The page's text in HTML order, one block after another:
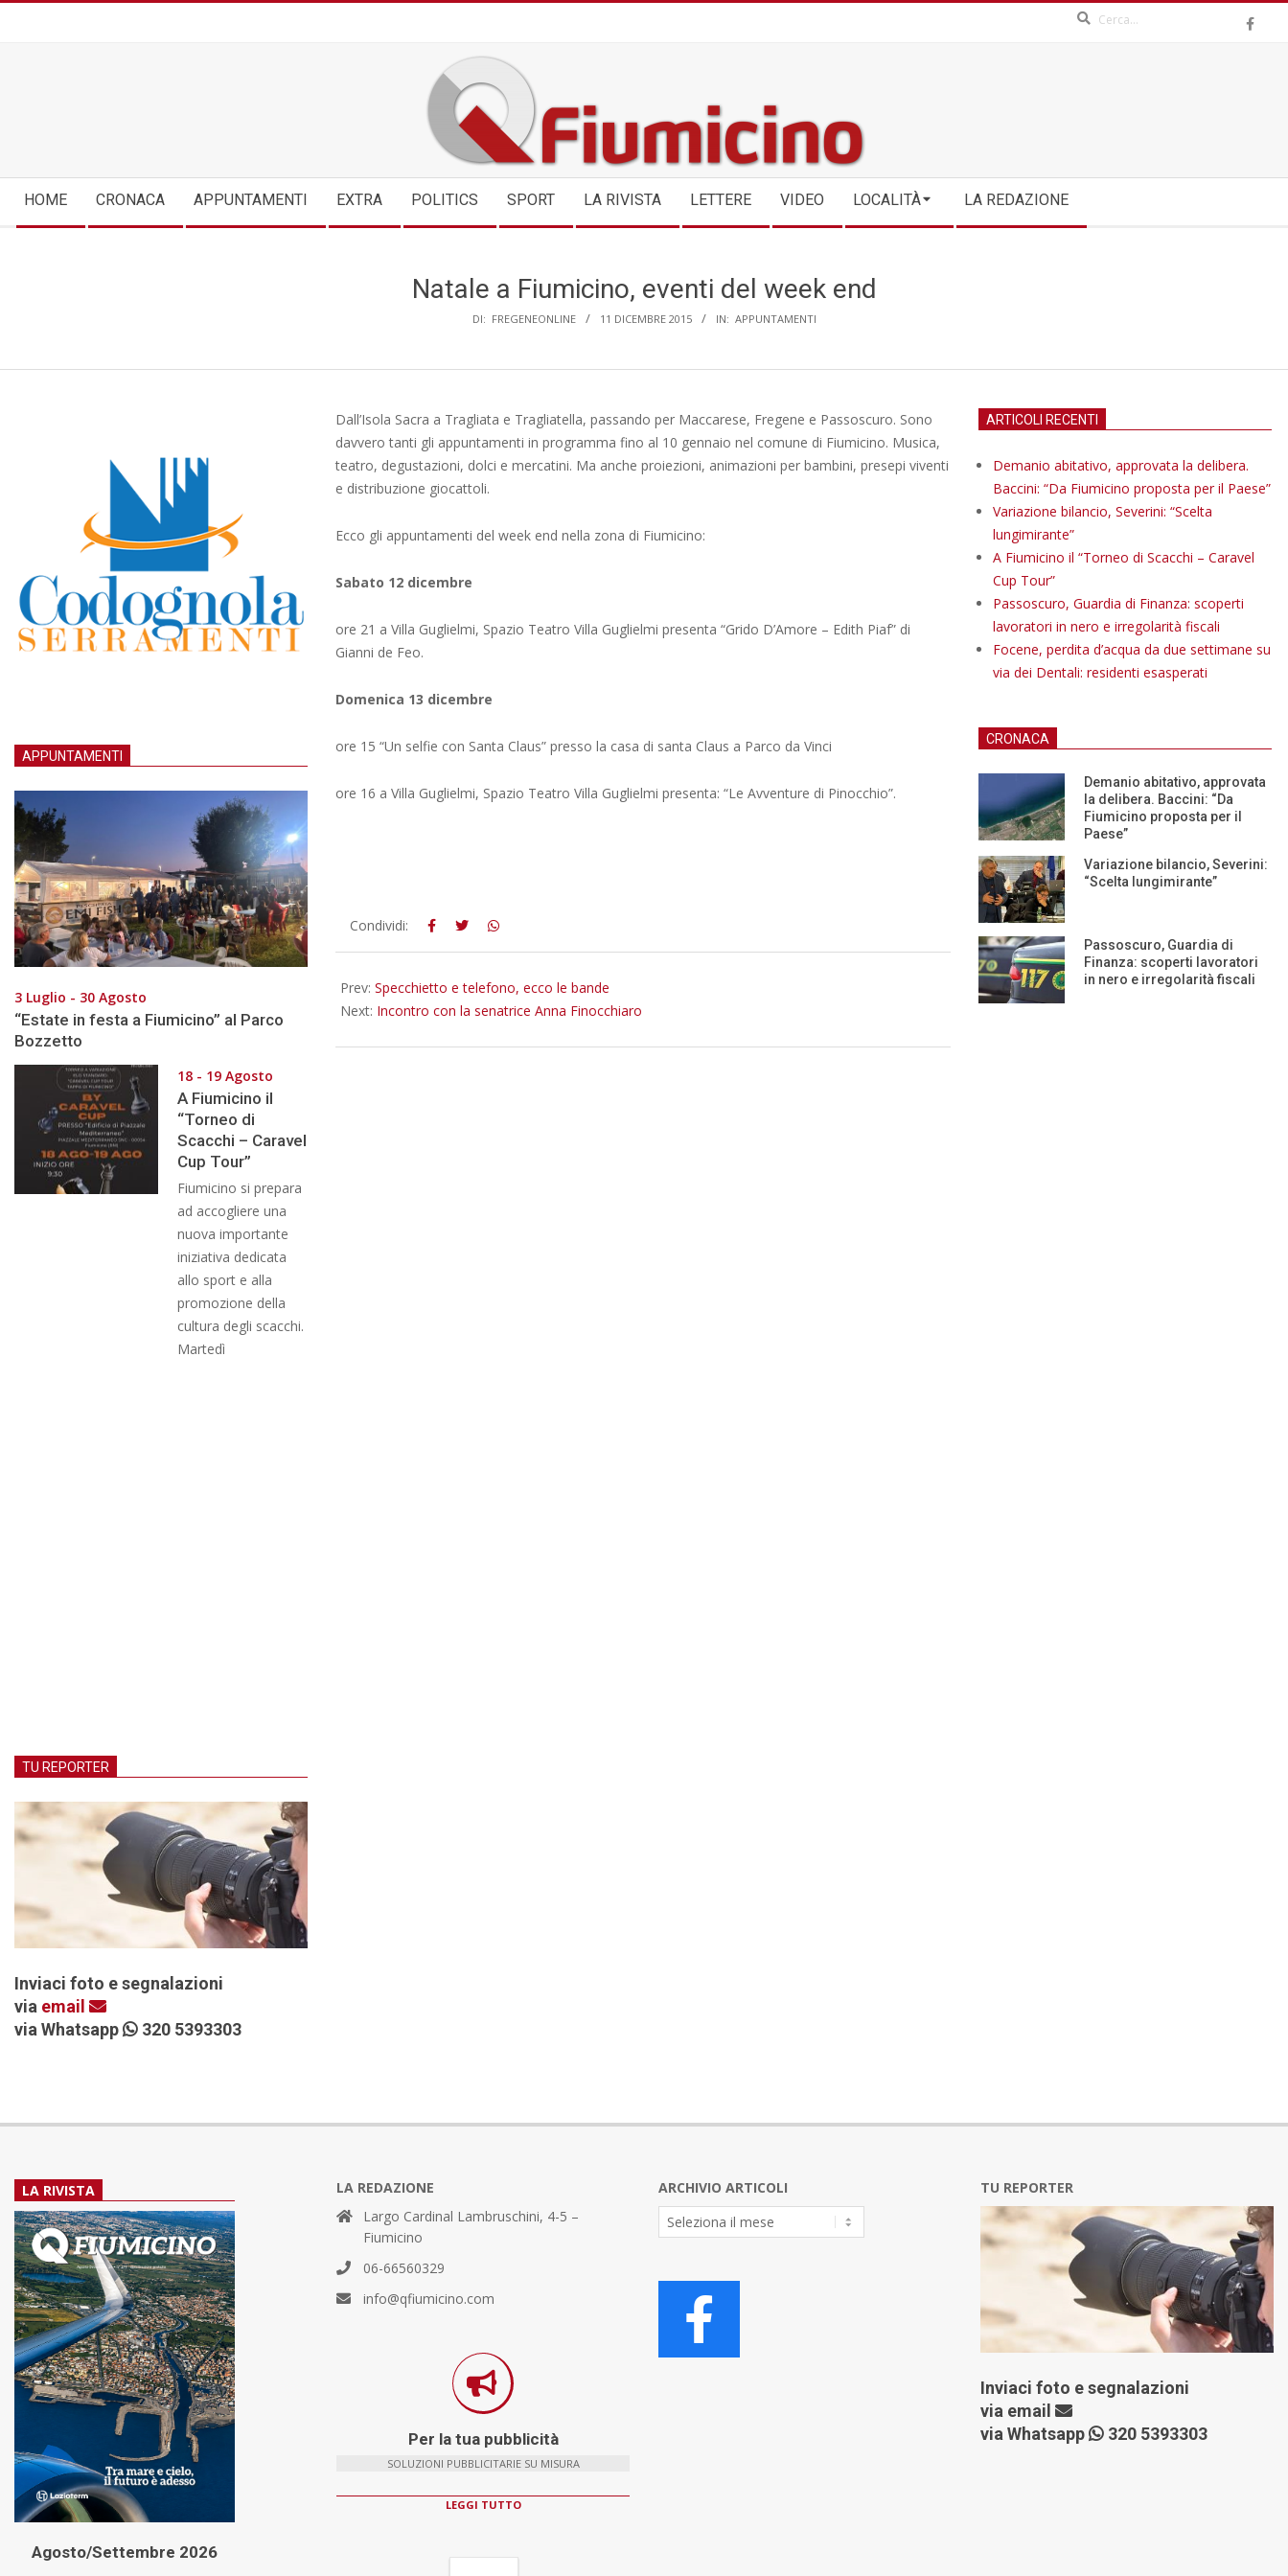
QFIUMICINO.COM
Navigation
Menu
HOME CRONACA APPUNTAMENTI EXTRA POLITICS SPORT LA RIVISTA LETTERE VIDEO LOCALITÀ LA REDAZIONE
Natale a Fiumicino, eventi del week end
DI: FREGENEONLINE 11 DICEMBRE 2015 IN: APPUNTAMENTI
Dall’Isola Sacra a Tragliata e Tragliatella, passando per Maccarese, Fregene e Passoscuro. Sono
davvero tanti gli appuntamenti in programma fino al 10 gennaio nel comune di Fiumicino. Musica,
teatro, degustazioni, dolci e mercatini. Ma anche proiezioni, animazioni per bambini, presepi viventi
e distribuzione giocattoli.
Ecco gli appuntamenti del week end nella zona di Fiumicino:
Sabato 12 dicembre
ore 21 a Villa Guglielmi, Spazio Teatro Villa Guglielmi presenta “Grido D’Amore – Edith Piaf” di
Gianni de Feo.
Domenica 13 dicembre
ore 15 “Un selfie con Santa Claus” presso la casa di santa Claus a Parco da Vinci
ore 16 a Villa Guglielmi, Spazio Teatro Villa Guglielmi presenta: “Le Avventure di Pinocchio”.
2015-
12-
Condividi:
Prev: Specchietto e telefono, ecco le bande
Next: Incontro con la senatrice Anna Finocchiaro
APPUNTAMENTI
3 Luglio - 30 Agosto
“Estate in festa a Fiumicino” al Parco
Bozzetto
18 - 19 Agosto
A Fiumicino il
“Torneo di
Scacchi – Caravel
Cup Tour”
Fiumicino si prepara
ad accogliere una
nuova importante
iniziativa dedicata
allo sport e alla
promozione della
cultura degli scacchi.
Martedì
TU REPORTER
Inviaci foto e segnalazioni
via email
via Whatsapp
320 5393303
ARTICOLI RECENTI
Demanio abitativo, approvata la delibera.
Baccini: “Da Fiumicino proposta per il Paese”
Variazione bilancio, Severini: “Scelta
lungimirante”
A Fiumicino il “Torneo di Scacchi – Caravel
Cup Tour”
Passoscuro, Guardia di Finanza: scoperti
lavoratori in nero e irregolarità fiscali
Focene, perdita d’acqua da due settimane su
via dei Dentali: residenti esasperati
CRONACA
Demanio abitativo, approvata
la delibera. Baccini: “Da
Fiumicino proposta per il
Paese”
Variazione bilancio, Severini:
“Scelta lungimirante”
Passoscuro, Guardia di
Finanza: scoperti lavoratori
in nero e irregolarità fiscali
LA RIVISTA
Agosto/Settembre 2026
LA REDAZIONE
Largo Cardinal Lambruschini, 4-5 –
Fiumicino
06-66560329
info@qfiumicino.com
Per la tua pubblicità
SOLUZIONI PUBBLICITARIE SU MISURA
LEGGI TUTTO
ARCHIVIO ARTICOLI
Archivio
Articoli
TU REPORTER
Inviaci foto e segnalazioni
via email
via Whatsapp
320 5393303